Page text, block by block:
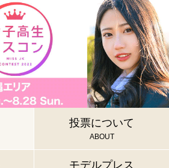
投票について
ABOUT
モデルプレス